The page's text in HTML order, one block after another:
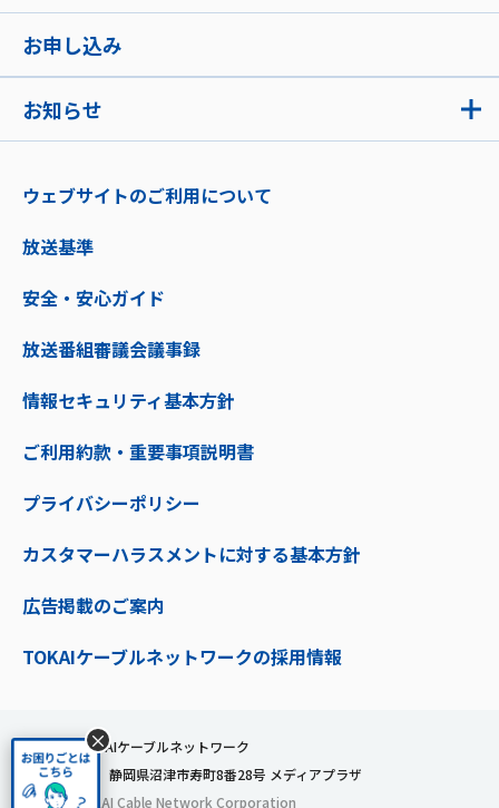
お知らせ
お申し込み
ウェブサイトのご利用について
放送基準
安全・安心ガイド
放送番組審議会議事録
情報セキュリティ基本方針
ご利用約款・重要事項説明書
プライバシーポリシー
カスタマーハラスメントに対する基本方針
広告掲載のご案内
TOKAIケーブルネットワークの採用情報
株式会社TOKAIケーブルネットワーク
〒410-0053 静岡県沼津市寿町8番28号 メディアプラザ
© 2024 TOKAI Cable Network Corporation
×